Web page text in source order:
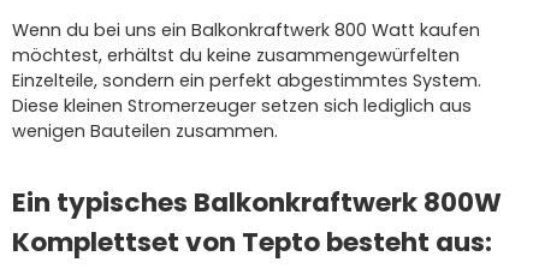
Wenn du bei uns ein Balkonkraftwerk 800 Watt kaufen
möchtest, erhältst du keine zusammengewürfelten
Einzelteile, sondern ein perfekt abgestimmtes System.
Diese kleinen Stromerzeuger setzen sich lediglich aus
wenigen Bauteilen zusammen.
Ein typisches Balkonkraftwerk 800W
Komplettset von Tepto besteht aus: